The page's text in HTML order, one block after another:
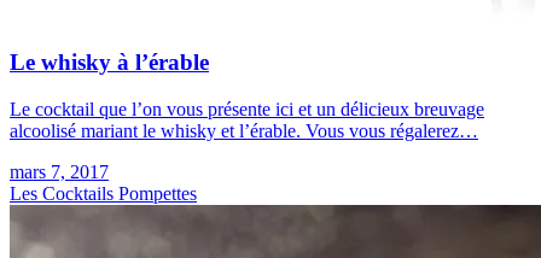
Le whisky à l’érable
Le cocktail que l’on vous présente ici et un délicieux breuvage
alcoolisé mariant le whisky et l’érable. Vous vous régalerez…
mars 7, 2017
Les Cocktails Pompettes